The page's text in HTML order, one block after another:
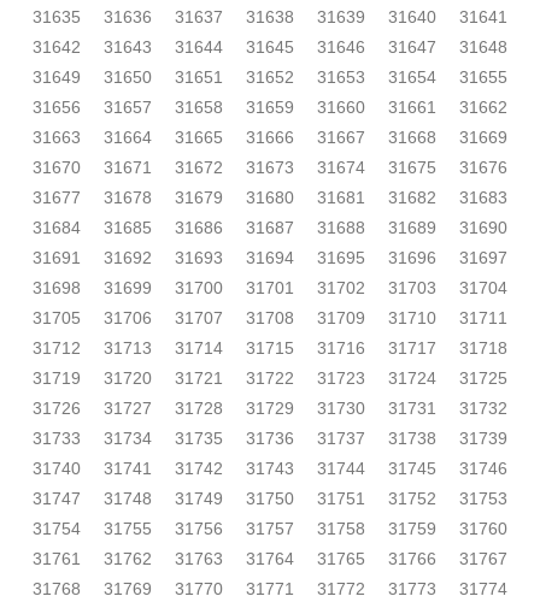
31635
31636 31637 31638 31639 31640
31641
31642
31643 31644 31645 31646 31647
31648
31649
31650 31651 31652 31653 31654
31655
31656
31657 31658 31659 31660 31661
31662
31663
31664 31665 31666 31667 31668
31669
31670
31671 31672 31673 31674 31675
31676
31677
31678 31679 31680 31681 31682
31683
31684
31685 31686 31687 31688 31689
31690
31691
31692 31693 31694 31695 31696
31697
31698
31699 31700 31701 31702 31703
31704
31705
31706 31707 31708 31709 31710
31711
31712
31713 31714 31715 31716 31717
31718
31719
31720 31721 31722 31723 31724
31725
31726
31727 31728 31729 31730 31731
31732
31733
31734 31735 31736 31737 31738
31739
31740
31741 31742 31743 31744 31745
31746
31747
31748 31749 31750 31751 31752
31753
31754
31755 31756 31757 31758 31759
31760
31761
31762 31763 31764 31765 31766
31767
31768
31769 31770 31771 31772 31773
31774